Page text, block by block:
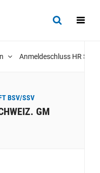
Anmeldeschluss HR
BSV/SSV
GM